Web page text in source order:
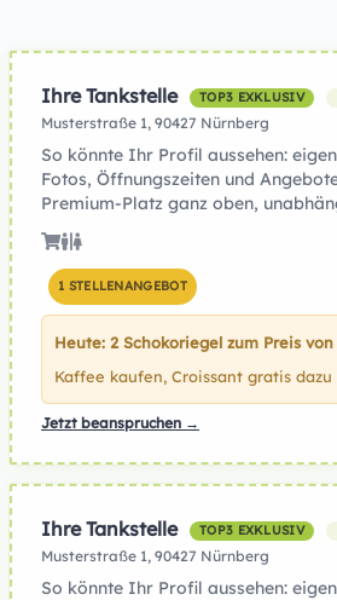
Ihre Tankstelle TOP3 EXKLUSIV
Musterstraße 1, 90427 Nürnberg
So könnte Ihr Profil aussehen:
Fotos, Öffnungszeiten und
Premium-Platz ganz oben,
1 STELLENANGEBOT
Heute: 2 Schokoriegel zum Preis
Kaffee kaufen, Croissant gratis dazu
Jetzt beanspruchen →
Ihre Tankstelle TOP3 EXKLUSIV
Musterstraße 1, 90427 Nürnberg
So könnte Ihr Profil aussehen: